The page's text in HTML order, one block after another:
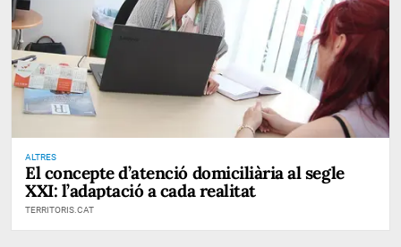
ALTRES
El concepte d’atenció domiciliària al segle
XXI: l’adaptació a cada realitat
TERRITORIS.CAT